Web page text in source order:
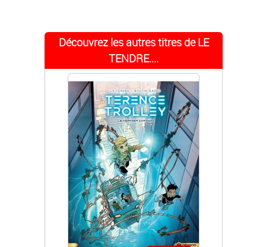
Découvrez les autres titres de LE
TENDRE....